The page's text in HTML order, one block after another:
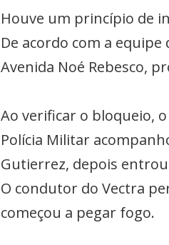
Houve um princípio de
De acordo com a
Avenida Noé Rebesco,
Ao verificar o bloqueio,
Polícia Militar
Gutierrez, depois
O condutor do Vectra
começou a pegar fogo.